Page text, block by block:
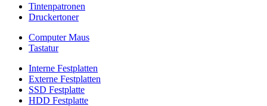
Tintenpatronen
Druckertoner
Computer Maus
Tastatur
Interne Festplatten
Externe Festplatten
SSD Festplatte
HDD Festplatte